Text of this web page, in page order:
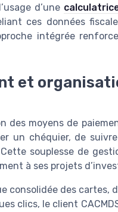
d’une
ces données
intégrée
et
des moyens de
un chéquier, de
souplesse de
à ses projets
consolidée des cartes,
clics, le client